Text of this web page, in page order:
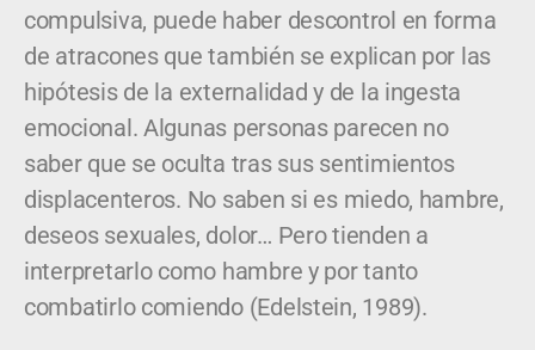
compulsiva, puede haber descontrol en forma
de atracones que también se explican por las
hipótesis de la externalidad y de la ingesta
emocional. Algunas personas parecen no
saber que se oculta tras sus sentimientos
displacenteros. No saben si es miedo, hambre,
deseos sexuales, dolor… Pero tienden a
interpretarlo como hambre y por tanto
combatirlo comiendo (Edelstein, 1989).